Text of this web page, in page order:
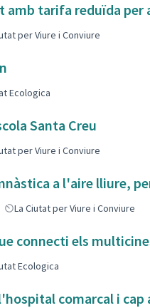
amb tarifa reduïda per
per Viure i Conviure
Ecologica
Santa Creu
per Viure i Conviure
a l'aire lliure,
La Ciutat per Viure i Conviure
connecti els
Ecologica
comarcal i cap